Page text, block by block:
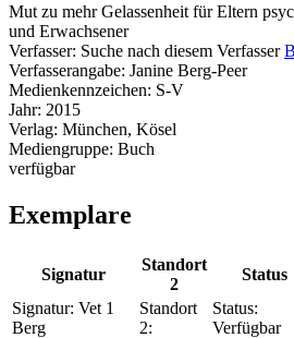
Mut zu mehr Gelassenheit für Eltern
und Erwachsener
Verfasser: Suche nach diesem Verfasser
Verfasserangabe: Janine Berg-Peer
Medienkennzeichen: S-V
Jahr: 2015
Verlag: München, Kösel
Mediengruppe: Buch
verfügbar
Exemplare
Signatur
Standort
2
Status
Signatur: Vet 1
Berg
Standort
2:
Status:
Verfügbar